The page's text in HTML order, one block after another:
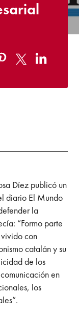
Díez publicó un
diario El Mundo
la
“Formo parte
con
catalán y su
de los
en
los